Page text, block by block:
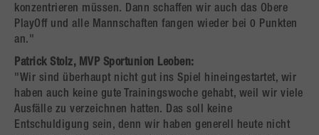
konzentrieren müssen. Dann schaffen wir auch das Obere
PlayOff und alle Mannschaften fangen wieder bei 0 Punkten
an."
Patrick Stolz, MVP Sportunion Leoben:
"Wir sind überhaupt nicht gut ins Spiel hineingestartet, wir
haben auch keine gute Trainingswoche gehabt, weil wir viele
Ausfälle zu verzeichnen hatten. Das soll keine
Entschuldigung sein, denn wir haben generell heute nicht